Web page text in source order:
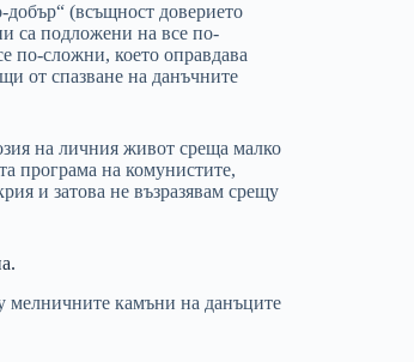
(всъщност доверието
са подложени на все по-
по-сложни, което оправдава
от спазване на данъчните
на личния живот среща малко
програма на комунистите,
и затова не възразявам срещу
мелничните камъни на данъците